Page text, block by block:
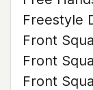
Freestyle
Front
Front
Front